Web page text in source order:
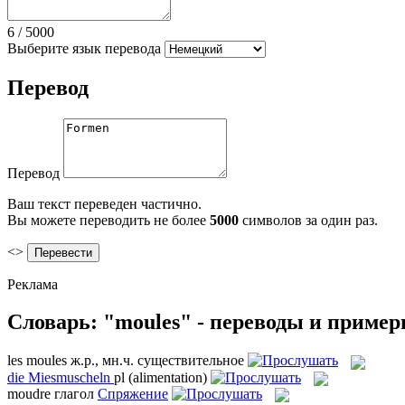
6 / 5000
Выберите язык перевода
Перевод
Перевод
Ваш текст переведен частично.
Вы можете переводить не более 5000 символов за один раз.
<>
Реклама
Словарь: "moules" - переводы и
les moules ж.р., мн.ч. существительное
die Miesmuscheln pl (alimentation)
moudre глагол Спряжение